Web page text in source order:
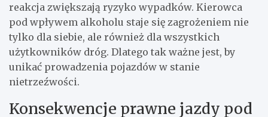
reakcja zwiększają ryzyko wypadków. Kierowca
pod wpływem alkoholu staje się zagrożeniem nie
tylko dla siebie, ale również dla wszystkich
użytkowników dróg. Dlatego tak ważne jest, by
unikać prowadzenia pojazdów w stanie
nietrzeźwości.
Konsekwencje prawne jazdy pod